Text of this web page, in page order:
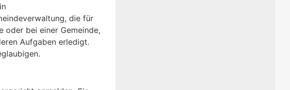
die für
oder bei einer Gemeinde,
Aufgaben erledigt.